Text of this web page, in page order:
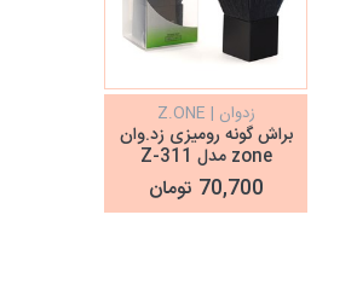
زدوان | Z.ONE
براش گونه رومیزی زد.وان
zone مدل Z-311
70,700 تومان